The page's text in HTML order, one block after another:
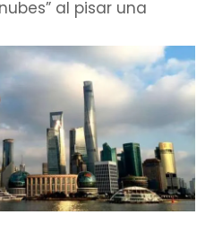
al pisar una